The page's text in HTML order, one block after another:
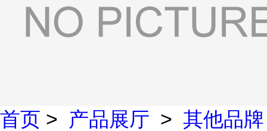
首页 > 产品展厅 > 其他品牌